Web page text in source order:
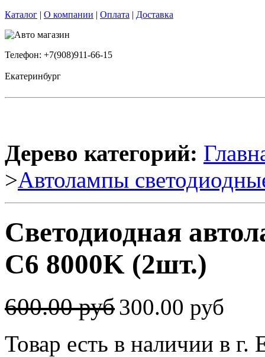
Каталог | О компании | Оплата | Доставка
Телефон: +7(908)911-66-15
Екатеринбург
Дерево категорий:
>Автолампы
Светодиодная
C6 8000K (2шт.)
600.00 руб300.00 руб
Товар есть в наличии в г.